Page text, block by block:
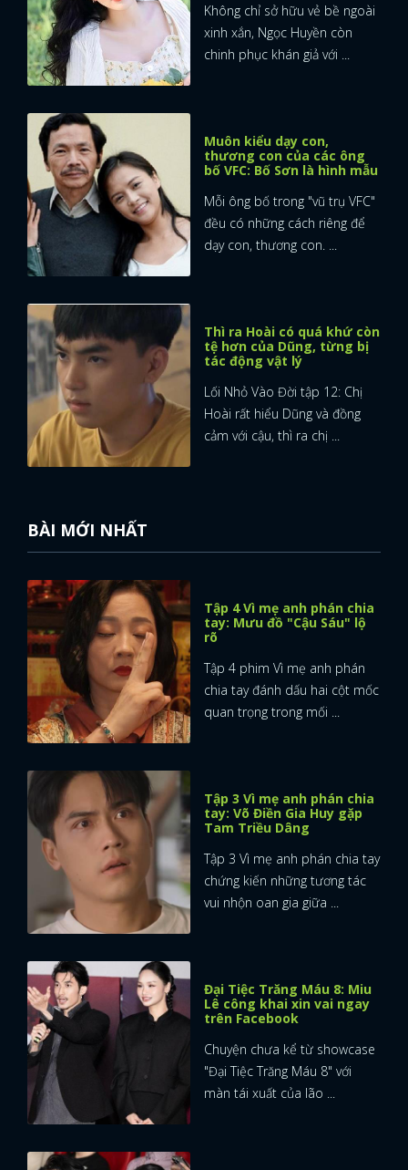
Không chỉ sở hữu vẻ bề ngoài
xinh xắn, Ngọc Huyền còn
chinh phục khán giả với ...
Muôn kiểu dạy con,
thương con của các ông
bố VFC: Bố Sơn là hình mẫu
Mỗi ông bố trong "vũ trụ VFC"
đều có những cách riêng để
dạy con, thương con. ...
Thì ra Hoài có quá khứ còn
tệ hơn của Dũng, từng bị
tác động vật lý
Lối Nhỏ Vào Đời tập 12: Chị
Hoài rất hiểu Dũng và đồng
cảm với cậu, thì ra chị ...
BÀI MỚI NHẤT
Tập 4 Vì mẹ anh phán chia
tay: Mưu đồ "Cậu Sáu" lộ
rõ
Tập 4 phim Vì mẹ anh phán
chia tay đánh dấu hai cột mốc
quan trọng trong mối ...
Tập 3 Vì mẹ anh phán chia
tay: Võ Điền Gia Huy gặp
Tam Triều Dâng
Tập 3 Vì mẹ anh phán chia tay
chứng kiến những tương tác
vui nhộn oan gia giữa ...
Đại Tiệc Trăng Máu 8: Miu
Lê công khai xin vai ngay
trên Facebook
Chuyện chưa kể từ showcase
"Đại Tiệc Trăng Máu 8" với
màn tái xuất của lão ...